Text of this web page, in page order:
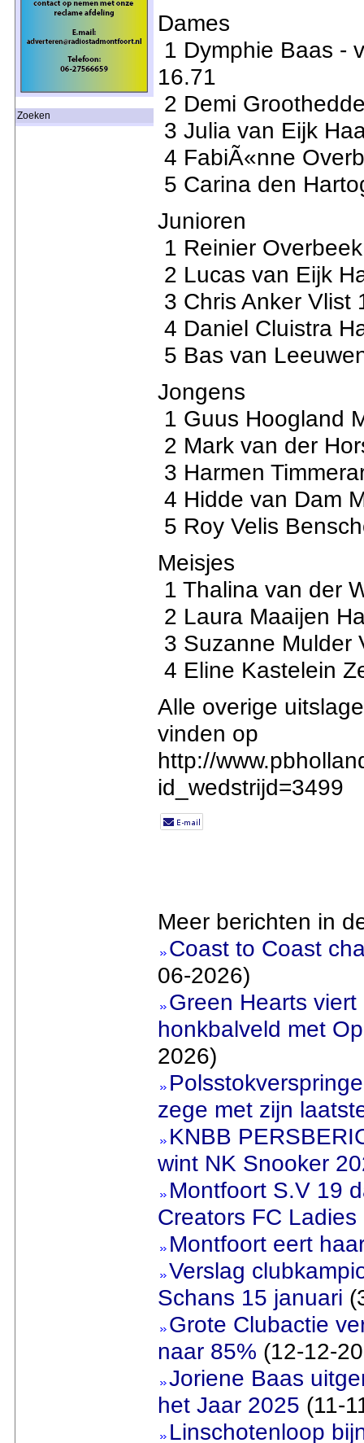
Zoeken
Dames
1 Dymphie Baas -
16.71
2 Demi
3 Julia van Eijk
4 FabiÃ«nne
5 Carina den
Junioren
1 Reinier
2 Lucas van Eijk
3 Chris Anker Vlist
4 Daniel Cluistra
5 Bas van
Jongens
1 Guus Hoogland
2 Mark van der
3 Harmen
4 Hidde van Dam
5 Roy Velis
Meisjes
1 Thalina van der
2 Laura Maaijen
3 Suzanne Mulder
4 Eline Kastelein
Alle overige
vinden op
http://
id_wedstrijd=3499
Meer berichten in
Coast to Coast
06-2026)
Green Hearts
honkbalveld met
2026)
zege met zijn
KNBB
wint NK Snooker
Montfoort S.V 19
Creators FC Ladies
Montfoort eert
Verslag
Schans 15 januari
Grote Clubactie
naar 85% (12-12-
Joriene Baas
het Jaar 2025 (11-
Linschotenloop